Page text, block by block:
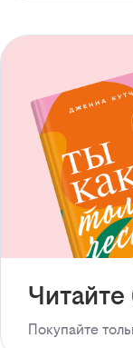
Покупайте